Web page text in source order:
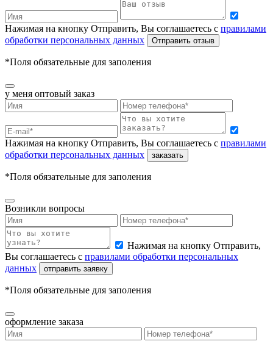
Нажимая на кнопку Отправить, Вы соглашаетесь с правилами
обработки персональных данных
Отправить отзыв
*Поля обязательные для заполения
у меня оптовый заказ
Нажимая на кнопку Отправить, Вы соглашаетесь с правилами
обработки персональных данных
заказать
*Поля обязательные для заполения
Возникли вопросы
Нажимая на кнопку Отправить,
Вы соглашаетесь с правилами обработки персональных
данных
отправить заявку
*Поля обязательные для заполения
оформление заказа